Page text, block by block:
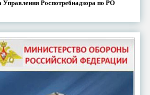
Управления Роспотребнадзора по РО